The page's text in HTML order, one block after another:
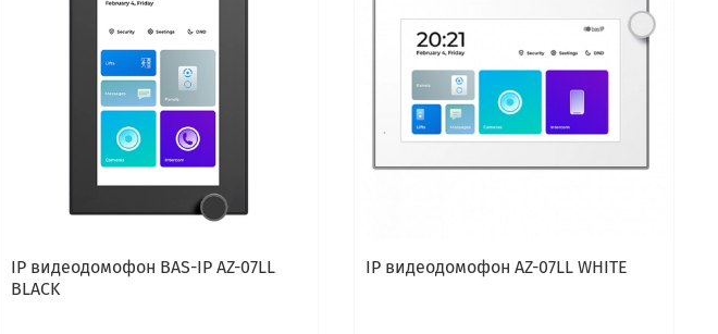
IP видеодомофон BAS-IP AZ-07LL
BLACK
IP видеодомофон AZ-07LL WHITE